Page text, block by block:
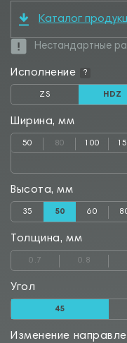
Каталог
Нестандартные
Исполнение ?
ZS HDZ
Ширина, мм
50 80 100
Высота, мм
35 50 60
Толщина, мм
0.7 0.8
Угол
45
Изменение